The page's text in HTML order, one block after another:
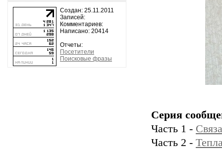
Создан: 25.11.2011
Записей:
Комментариев:
Написано: 20414
Отчеты:
Посетители
Поисковые фразы
Серия
Часть 1 -
Часть 2 -